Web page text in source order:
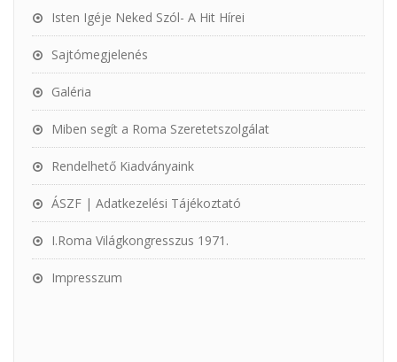
Isten Igéje Neked Szól- A Hit Hírei
Sajtómegjelenés
Galéria
Miben segít a Roma Szeretetszolgálat
Rendelhető Kiadványaink
ÁSZF | Adatkezelési Tájékoztató
I.Roma Világkongresszus 1971.
Impresszum